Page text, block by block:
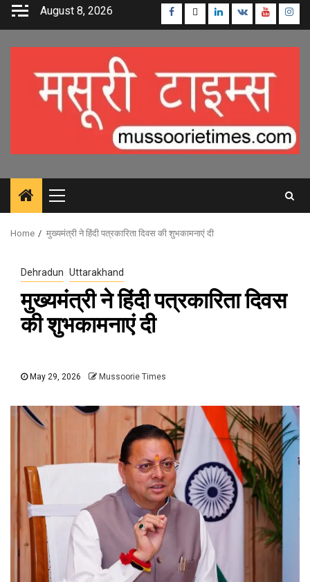
Skip
August 8, 2026 Facebook
TwitterLinkedin
VK Youtube
Primary
Menu
Home मुख्यमंत्री ने हिंदी पत्रकारिता दिवस की शुभकामनाएं दी
Dehradun Uttarakhand
मुख्यमंत्री ने हिंदी पत्रकारिता दिवस
की शुभकामनाएं दी
May 29, 2026 Mussoorie Times